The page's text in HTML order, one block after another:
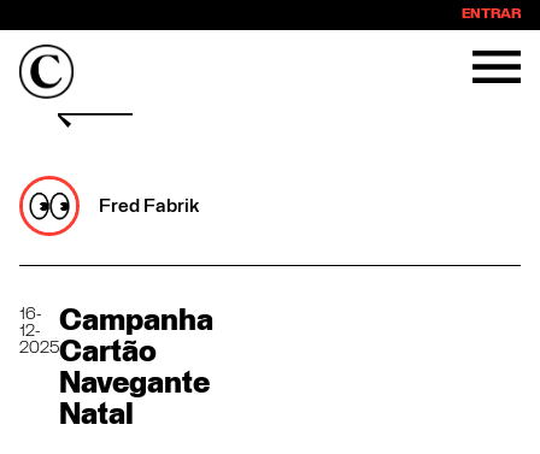
ENTRAR
Fred Fabrik
16-
12-
2025
Campanha
Cartão
Navegante
Natal